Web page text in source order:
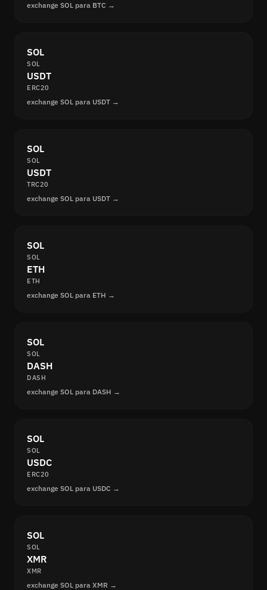
exchange SOL para BTC →
SOL
SOL
USDT
ERC20
exchange SOL para USDT →
SOL
SOL
USDT
TRC20
exchange SOL para USDT →
SOL
SOL
ETH
ETH
exchange SOL para ETH →
SOL
SOL
DASH
DASH
exchange SOL para DASH →
SOL
SOL
USDC
ERC20
exchange SOL para USDC →
SOL
SOL
XMR
XMR
exchange SOL para XMR →